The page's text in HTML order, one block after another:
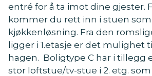
entré for å ta imot dine gjester.
kommer du rett inn i stuen
kjøkkenløsning. Fra den
ligger i 1.etasje er det mulighet
hagen. Boligtype C har i tillegg
stor loftstue/tv-stue i 2. etg.